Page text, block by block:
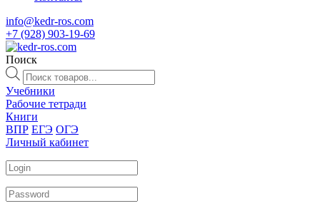
info@kedr-ros.com
+7 (928) 903-19-69
Поиск
Поиск
товаров
Учебники
Рабочие тетради
Книги
ВПР ЕГЭ ОГЭ
Личный кабинет